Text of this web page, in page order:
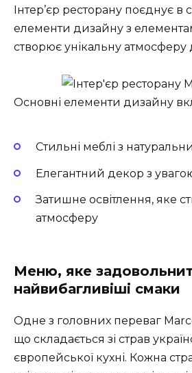
Інтер’єр ресторану поєднує в
елементи дизайну з
створює унікальну атмосферу
Основні елементи дизайну
Стильні меблі з
Елегантний декор з
Затишне освітлення, яке
атмосферу
Меню, яке
найвибагливіші смаки
Одне з головних переваг
що складається зі страв
європейської кухні. Кожна